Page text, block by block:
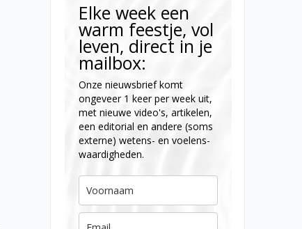
Elke week een
warm feestje, vol
leven, direct in je
mailbox:
Onze nieuwsbrief komt
ongeveer 1 keer per week uit,
met nieuwe video's, artikelen,
een editorial en andere (soms
externe) wetens- en voelens-
waardigheden.